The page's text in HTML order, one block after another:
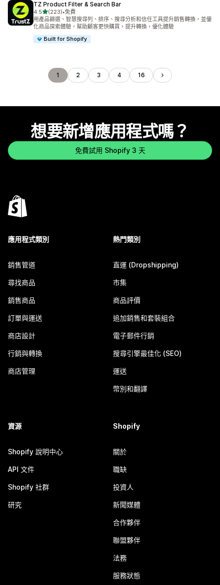
TZ Product Filter & Search Bar
4.5滿分 5 顆星
(223)
共有 223 則評價
•免費
用產品篩選、智慧搜尋列、排序、搜尋分析和信任工具提升銷售轉換，並優
化商品探索體驗，幫助顧客更快購買，提升轉換，優化體驗
Built for Shopify
1 2 3 4 16
想要新增應用程式嗎？
免費試用 Shopify 3 天
應用程式類別
銷售管道
尋找商品
銷售商品
訂單與運送
商店設計
行銷與轉換
商店管理
熱門類別
直運 (Dropshipping)
市集
商品評價
追加銷售和套裝組合
電子郵件行銷
搜尋引擎最佳化 (SEO)
運送
幣別和翻譯
資源
Shopify 說明中心
API 文件
Shopify 社群
研究
Shopify
關於
職缺
投資人
新聞媒體
合作夥伴
聯盟夥伴
法務
服務狀態